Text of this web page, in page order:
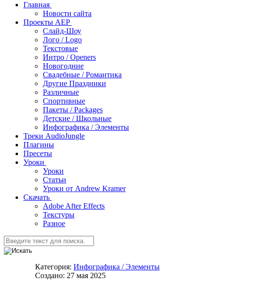
Главная
Новости сайта
Проекты AEP
Слайд-Шоу
Лого / Logo
Текстовые
Интро / Openers
Новогодние
Свадебные / Романтика
Другие Праздники
Различные
Спортивные
Пакеты / Packages
Детские / Школьные
Инфографика / Элементы
Треки AudioJungle
Плагины
Пресеты
Уроки
Уроки
Статьи
Уроки от Andrew Kramer
Скачать
Adobe After Effects
Текстуры
Разное
Категория: Инфографика / Элементы
Создано: 27 мая 2025